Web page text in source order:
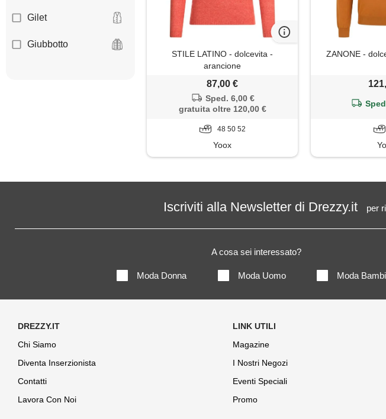
Gilet
Giubbotto
Polo
STILE LATINO - dolcevita -
arancione
87,00 €
Sped. 6,00 €
gratuita oltre 120,00 €
48 50 52
Yoox
ZANONE -
Iscriviti alla Newsletter di Drezzy.it per
A cosa sei interessato?
Moda Donna Moda Uomo Moda
Chi Siamo
Diventa Inserzionista
Contatti
Lavora Con Noi
Magazine
I Nostri Negozi
Eventi Speciali
Promo